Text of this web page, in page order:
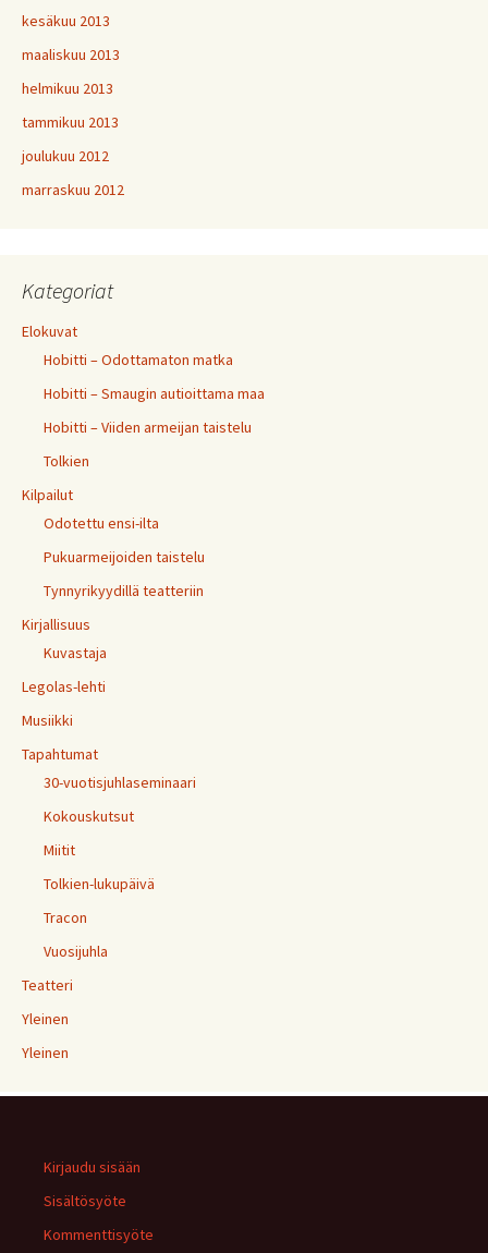
kesäkuu 2013
maaliskuu 2013
helmikuu 2013
tammikuu 2013
joulukuu 2012
marraskuu 2012
Kategoriat
Elokuvat
Hobitti – Odottamaton matka
Hobitti – Smaugin autioittama maa
Hobitti – Viiden armeijan taistelu
Tolkien
Kilpailut
Odotettu ensi-ilta
Pukuarmeijoiden taistelu
Tynnyrikyydillä teatteriin
Kirjallisuus
Kuvastaja
Legolas-lehti
Musiikki
Tapahtumat
30-vuotisjuhlaseminaari
Kokouskutsut
Miitit
Tolkien-lukupäivä
Tracon
Vuosijuhla
Teatteri
Yleinen
Yleinen
Kirjaudu sisään
Sisältösyöte
Kommenttisyöte